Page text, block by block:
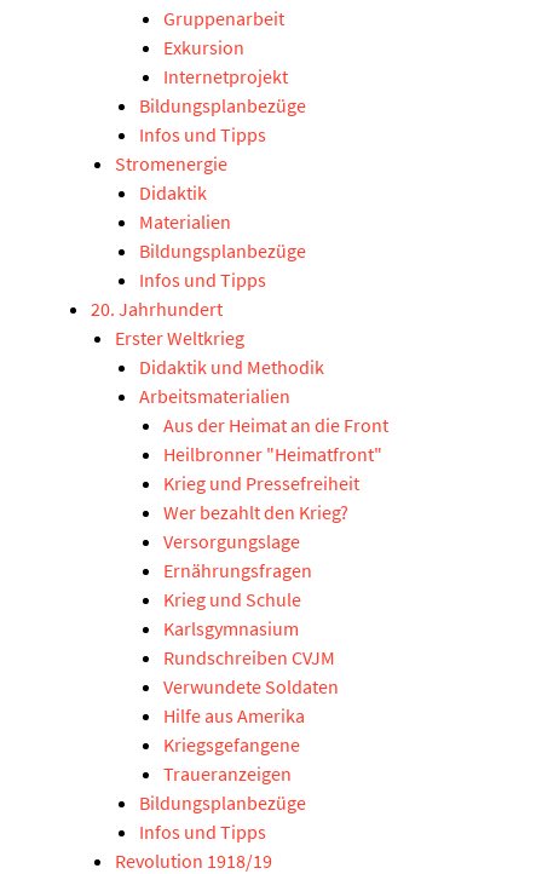
Gruppenarbeit
Exkursion
Internetprojekt
Bildungsplanbezüge
Infos und Tipps
Stromenergie
Didaktik
Materialien
Bildungsplanbezüge
Infos und Tipps
20. Jahrhundert
Erster Weltkrieg
Didaktik und Methodik
Arbeitsmaterialien
Aus der Heimat an die Front
Heilbronner "Heimatfront"
Krieg und Pressefreiheit
Wer bezahlt den Krieg?
Versorgungslage
Ernährungsfragen
Krieg und Schule
Karlsgymnasium
Rundschreiben CVJM
Verwundete Soldaten
Hilfe aus Amerika
Kriegsgefangene
Traueranzeigen
Bildungsplanbezüge
Infos und Tipps
Revolution 1918/19